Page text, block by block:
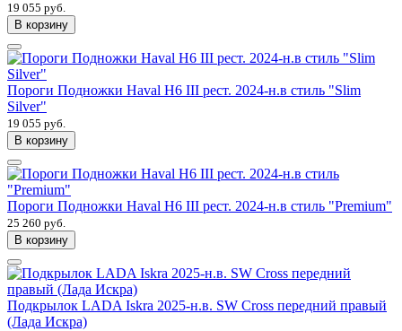
19 055 руб.
В корзину
Пороги Подножки Haval H6 III рест. 2024-н.в стиль "Slim
Silver"
19 055 руб.
В корзину
Пороги Подножки Haval H6 III рест. 2024-н.в стиль "Premium"
25 260 руб.
В корзину
Подкрылок LADA Iskra 2025-н.в. SW Cross передний правый
(Лада Искра)